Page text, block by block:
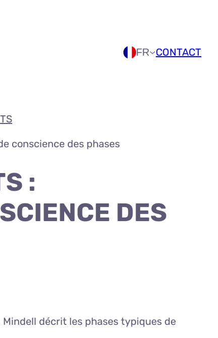
FR CONTACT
conscience des phases
:
DES
décrit les phases typiques de